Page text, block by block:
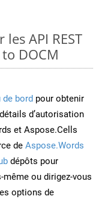
API REST
DOCM
de bord pour obtenir
d’autorisation
et Aspose.Cells
de Aspose.Words
dépôts pour
ou dirigez-vous
options de